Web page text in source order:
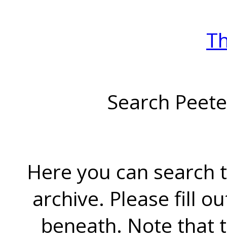
Search
Here you can search
archive. Please fill
beneath. Note that